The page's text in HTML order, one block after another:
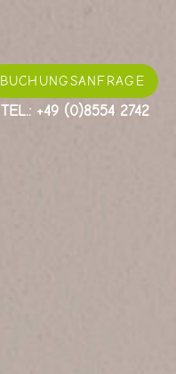
BUCHUNGSANFRAGE
TEL.: +49 (0)8554 2742